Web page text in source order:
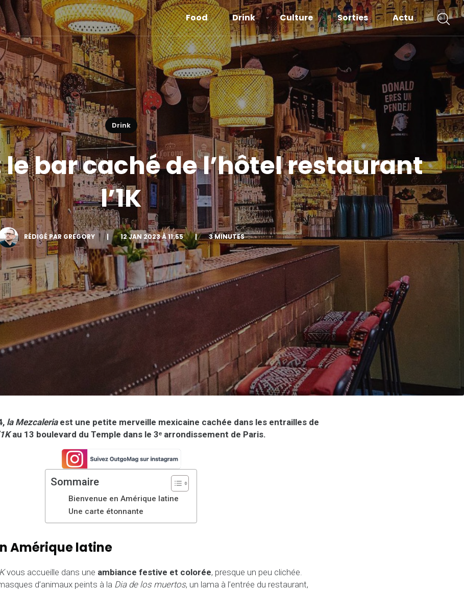
Food Drink Culture Sorties Actu
Drink
le bar caché de l’hôtel restaurant
l’1K
RÉDIGÉ PAR GREGORY | 12 JAN 2023 À 11:55 | 3 MINUTES
la Mezcaleriaest une petite merveille mexicaine cachée dans les entrailles de
au 13 boulevard du Temple dans le 3ᵉ arrondissement de Paris.
Sommaire
Bienvenue en Amérique latine
Une carte étonnante
Amérique latine
vous accueille dans une ambiance festive et colorée, presque un peu clichée.
d’animaux peints à la Dia de los muertos, un lama à l’entrée du restaurant,